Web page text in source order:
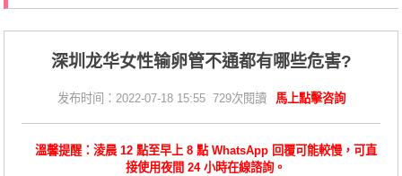
深圳龙华女性输卵管不通都有哪些危害?
发布时间：2022-07-18 15:55 729次閱讀 馬上點擊咨詢
溫馨提醒：淩晨 12 點至早上 8 點 WhatsApp 回覆可能較慢，可直
接使用夜間 24 小時在線諮詢。